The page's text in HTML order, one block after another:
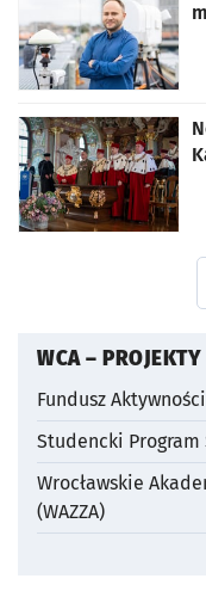
WCA – PROJEKTY
Fundusz
Studencki
Wrocławskie
(WAZZA)